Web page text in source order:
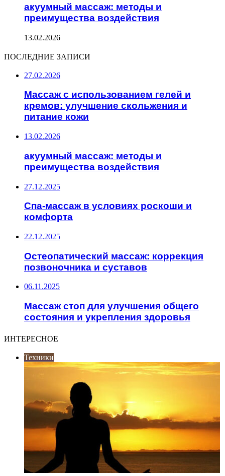
акуумный массаж: методы и
преимущества воздействия
13.02.2026
ПОСЛЕДНИЕ ЗАПИСИ
27.02.2026
Массаж с использованием гелей и
кремов: улучшение скольжения и
питание кожи
13.02.2026
акуумный массаж: методы и
преимущества воздействия
27.12.2025
Спа-массаж в условиях роскоши и
комфорта
22.12.2025
Остеопатический массаж: коррекция
позвоночника и суставов
06.11.2025
Массаж стоп для улучшения общего
состояния и укрепления здоровья
ИНТЕРЕСНОЕ
Техники